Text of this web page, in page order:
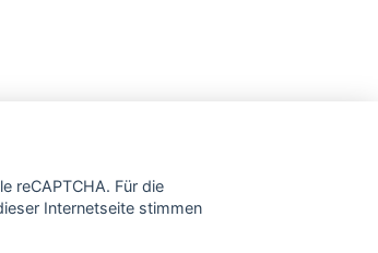
reCAPTCHA. Für die
Internetseite stimmen